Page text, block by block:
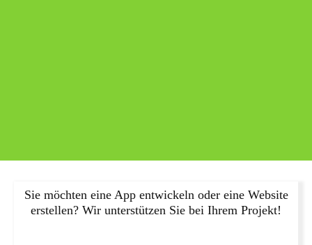
Sie möchten eine App entwickeln oder eine Website
erstellen? Wir unterstützen Sie bei Ihrem Projekt!